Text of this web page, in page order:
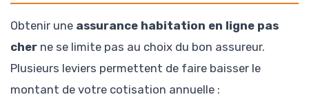
Obtenir une assurance habitation en ligne pas
cher ne se limite pas au choix du bon assureur.
Plusieurs leviers permettent de faire baisser le
montant de votre cotisation annuelle :